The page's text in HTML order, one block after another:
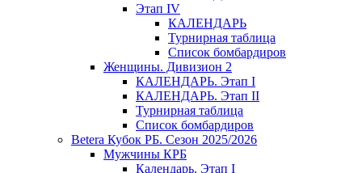
Этап IV
КАЛЕНДАРЬ
Турнирная таблица
Список бомбардиров
Женщины. Дивизион 2
КАЛЕНДАРЬ. Этап I
КАЛЕНДАРЬ. Этап II
Турнирная таблица
Список бомбардиров
Betera Кубок РБ. Сезон 2025/2026
Мужчины КРБ
Календарь. Этап I